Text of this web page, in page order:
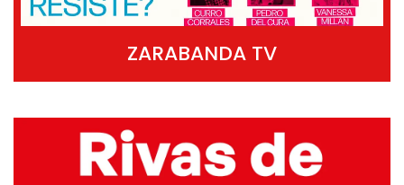
ZARABANDA TV